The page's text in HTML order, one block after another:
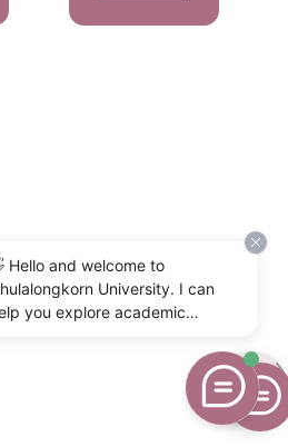
Hello and welcome to
University. I can
you explore academic